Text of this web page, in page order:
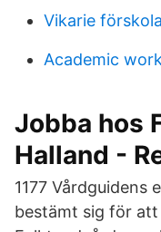
Vikarie
Academic
Jobba hos
Halland -
1177
bestämt sig för att